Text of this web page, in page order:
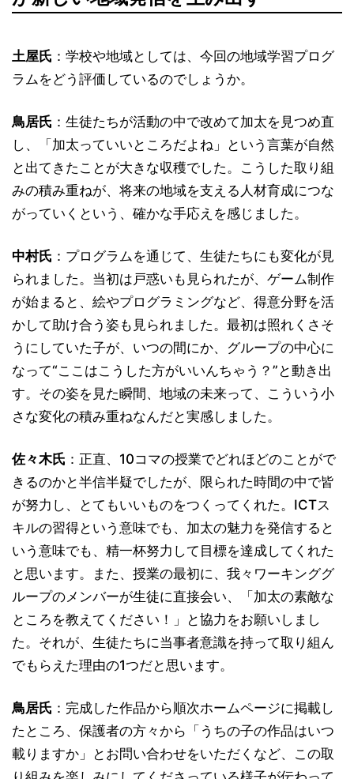
土屋氏 ：学校や地域としては、今回の地域学習プログ
ラムをどう評価しているのでしょうか。
鳥居氏 ：生徒たちが活動の中で改めて加太を見つめ直
し、「加太っていいところだよね」という言葉が自然
と出てきたことが大きな収穫でした。こうした取り組
みの積み重ねが、将来の地域を支える人材育成につな
がっていくという、確かな手応えを感じました。
中村氏 ：プログラムを通じて、生徒たちにも変化が見
られました。当初は戸惑いも見られたが、ゲーム制作
が始まると、絵やプログラミングなど、得意分野を活
かして助け合う姿も見られました。最初は照れくさそ
うにしていた子が、いつの間にか、グループの中心に
なって“ここはこうした方がいいんちゃう？”と動き出
す。その姿を見た瞬間、地域の未来って、こういう小
さな変化の積み重ねなんだと実感しました。
佐々木氏 ：正直、10コマの授業でどれほどのことがで
きるのかと半信半疑でしたが、限られた時間の中で皆
が努力し、とてもいいものをつくってくれた。ICTス
キルの習得という意味でも、加太の魅力を発信すると
いう意味でも、精一杯努力して目標を達成してくれた
と思います。また、授業の最初に、我々ワーキンググ
ループのメンバーが生徒に直接会い、「加太の素敵な
ところを教えてください！」と協力をお願いしまし
た。それが、生徒たちに当事者意識を持って取り組ん
でもらえた理由の1つだと思います。
鳥居氏 ：完成した作品から順次ホームページに掲載し
たところ、保護者の方々から「うちの子の作品はいつ
載りますか」とお問い合わせをいただくなど、この取